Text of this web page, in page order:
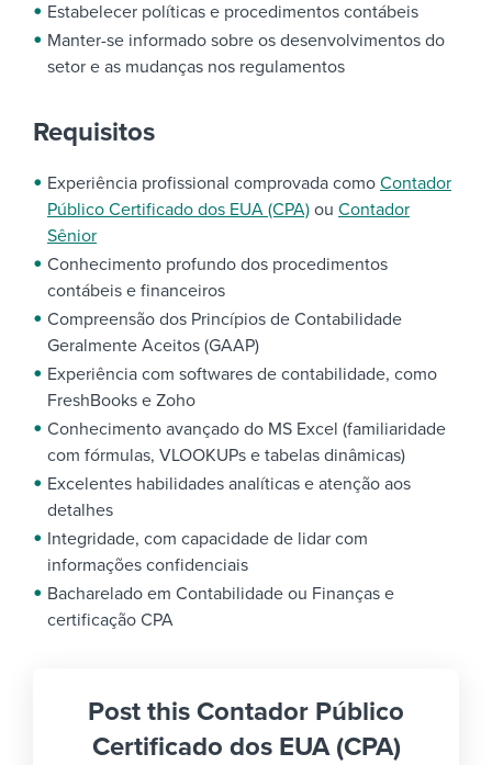
Estabelecer políticas e procedimentos contábeis
Manter-se informado sobre os desenvolvimentos do
setor e as mudanças nos regulamentos
Requisitos
Experiência profissional comprovada como Contador
Público Certificado dos EUA (CPA) ou Contador
Sênior
Conhecimento profundo dos procedimentos
contábeis e financeiros
Compreensão dos Princípios de Contabilidade
Geralmente Aceitos (GAAP)
Experiência com softwares de contabilidade, como
FreshBooks e Zoho
Conhecimento avançado do MS Excel (familiaridade
com fórmulas, VLOOKUPs e tabelas dinâmicas)
Excelentes habilidades analíticas e atenção aos
detalhes
Integridade, com capacidade de lidar com
informações confidenciais
Bacharelado em Contabilidade ou Finanças e
certificação CPA
Post this Contador Público
Certificado dos EUA (CPA)